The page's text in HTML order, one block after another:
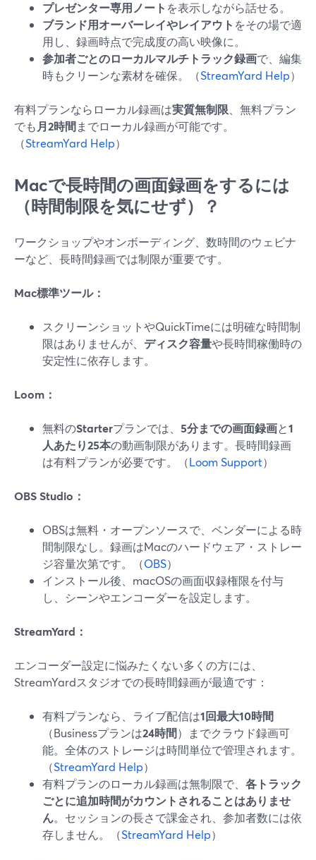
プレゼンター専用ノート を表示しながら話せる。
ブランド用オーバーレイやレイアウト をその場で適
用し、録画時点で完成度の高い映像に。
参加者ごとのローカルマルチトラック録画で、編集
時もクリーンな素材を確保。（StreamYard Help）
有料プランならローカル録画は実質無制限 、無料プラン
でも 月2時間までローカル録画が可能です。
（StreamYard Help）
Macで長時間の画面録画をするには
（時間制限を気にせず）？
ワークショップやオンボーディング、数時間のウェビナ
ーなど、長時間録画では制限が重要です。
Mac標準ツール：
スクリーンショットやQuickTimeには明確な時間制
限はありませんが、 ディスク容量や長時間稼働時の
安定性に依存します。
Loom：
無料のStarterプランでは、 5分までの画面録画と1
人あたり25本の動画制限があります。長時間録画
は有料プランが必要です。（Loom Support）
OBS Studio：
OBSは無料・オープンソースで、ベンダーによる時
間制限なし。録画はMacのハードウェア・ストレー
ジ容量次第です。（OBS）
インストール後、macOSの画面収録権限を付与
し、シーンやエンコーダーを設定します。
StreamYard：
エンコーダー設定に悩みたくない多くの方には、
StreamYardスタジオでの長時間録画が最適です：
有料プランなら、ライブ配信は1回最大10時間
（Businessプランは24時間）までクラウド録画可
能。全体のストレージは時間単位で管理されます。
（StreamYard Help）
有料プランのローカル録画は無制限で、 各トラック
ごとに追加時間がカウントされることはありませ
ん。セッションの長さで課金され、参加者数には依
存しません。（StreamYard Help）